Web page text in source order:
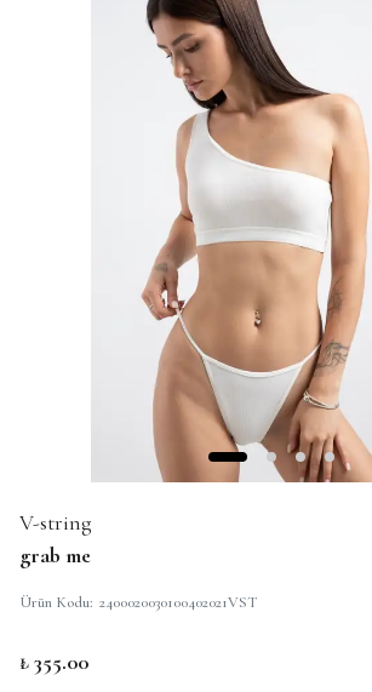
V-string
grab me
Ürün Kodu: 2400020030100402021VST
₺ 355.00